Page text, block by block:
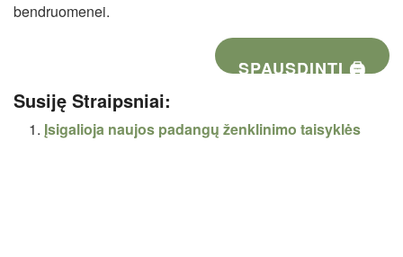
bendruomenei.
SPAUSDINTI 🖨
Susiję Straipsniai:
Įsigalioja naujos padangų ženklinimo taisyklės